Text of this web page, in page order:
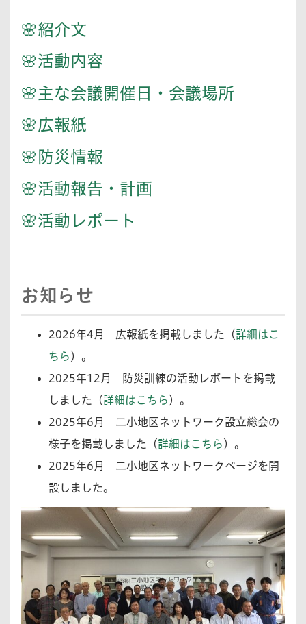
🌸紹介文
🌸活動内容
🌸主な会議開催日・会議場所
🌸広報紙
🌸防災情報
🌸活動報告・計画
🌸活動レポート
お知らせ
2026年4月 広報紙を掲載しました（詳細はこ
ちら ）。
2025年12月
防災訓練の活動レポートを掲載
しました（詳細はこちら ）。
2025年6月
二小地区ネットワーク設立総会の
様子を掲載しました（詳細はこちら ）。
2025年6月
二小地区ネットワークページを開
設しました。